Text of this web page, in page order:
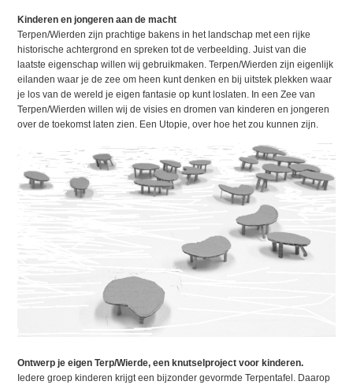
Kinderen en jongeren aan de macht
Terpen/Wierden zijn prachtige bakens in het landschap met een rijke
historische achtergrond en spreken tot de verbeelding. Juist van die
laatste eigenschap willen wij gebruikmaken. Terpen/Wierden zijn eigenlijk
eilanden waar je de zee om heen kunt denken en bij uitstek plekken waar
je los van de wereld je eigen fantasie op kunt loslaten. In een Zee van
Terpen/Wierden willen wij de visies en dromen van kinderen en jongeren
over de toekomst laten zien. Een Utopie, over hoe het zou kunnen zijn.
Ontwerp je eigen Terp/Wierde, een knutselproject voor kinderen.
Iedere groep kinderen krijgt een bijzonder gevormde Terpentafel. Daarop